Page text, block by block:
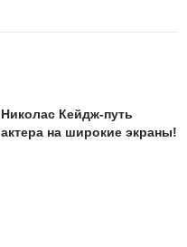
Николас Кейдж-путь
актера на широкие экраны!